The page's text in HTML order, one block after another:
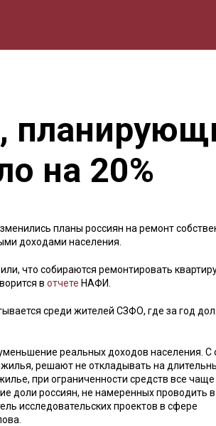
на 20%
планы россиян на ремонт
доходами населения.
что собираются ремонтировать
в отчете НАФИ.
среди жителей СЗФО, где за год
реальных доходов населения. С
решают не откладывать на
при ограниченности средств все чаще
доли россиян, не намеренных проводить
исследовательских проектов в сфере